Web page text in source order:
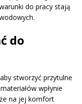
do pracy stają
do
stworzyć przytulne
wpłynie
na jej komfort